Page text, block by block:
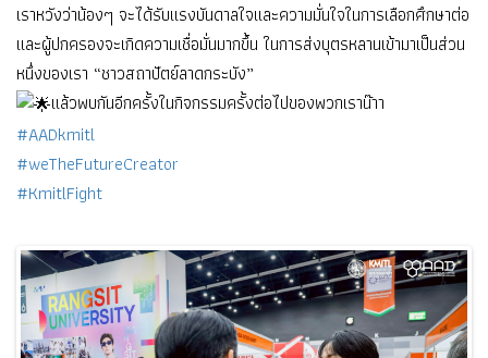
เราหวังว่าน้องๆ จะได้รับแรงบันดาลใจและความมั่นใจในการเลือกศึกษาต่อ
และผู้ปกครองจะเกิดความเชื่อมั่นมากขึ้น ในการส่งบุตรหลานเข้ามาเป็นส่วน
หนึ่งของเรา “ชาวสถาปัตย์ลาดกระบัง”
แล้วพบกันอีกครั้งในกิจกรรมครั้งต่อไปของพวกเราน๊าา
#AADkmitl
#weTheFutureCreator
#KmitlFight